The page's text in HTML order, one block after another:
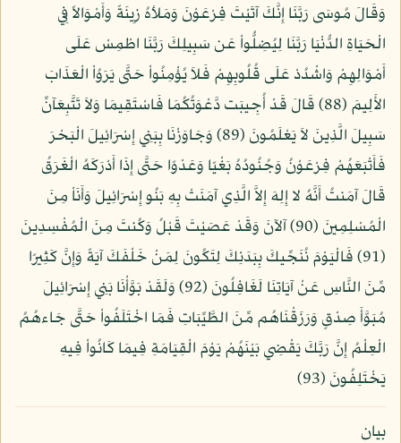
وَقَالَ مُوسَى رَبَّنَا إِنَّكَ آتَيْتَ فِرْعَوْنَ وَمَلأهُ زِينَةً وَأَمْوَالاً فِي
الْحَيَاةِ الدُّنْيَا رَبَّنَا لِيُضِلُّواْ عَن سَبِيلِكَ رَبَّنَا اطْمِسْ عَلَى
أَمْوَالِهِمْ وَاشْدُدْ عَلَى قُلُوبِهِمْ فَلاَ يُؤْمِنُواْ حَتَّى يَرَوُاْ الْعَذَابَ
الأَلِيمَ (88) قَالَ قَدْ أُجِيبَت دَّعْوَتُكُمَا فَاسْتَقِيمَا وَلاَ تَتَّبِعَآنِّ
سَبِيلَ الَّذِينَ لاَ يَعْلَمُونَ (89) وَجَاوَزْنَا بِبَنِي إِسْرَائِيلَ الْبَحْرَ
فَأَتْبَعَهُمْ فِرْعَوْنُ وَجُنُودُهُ بَغْيًا وَعَدْوًا حَتَّى إِذَا أَدْرَكَهُ الْغَرَقُ
قَالَ آمَنتُ أَنَّهُ لا إِلِهَ إِلاَّ الَّذِي آمَنَتْ بِهِ بَنُو إِسْرَائِيلَ وَأَنَاْ مِنَ
الْمُسْلِمِينَ (90) آلآنَ وَقَدْ عَصَيْتَ قَبْلُ وَكُنتَ مِنَ الْمُفْسِدِينَ
(91) فَالْيَوْمَ نُنَجِّيكَ بِبَدَنِكَ لِتَكُونَ لِمَنْ خَلْفَكَ آيَةً وَإِنَّ كَثِيرًا
مِّنَ النَّاسِ عَنْ آيَاتِنَا لَغَافِلُونَ (92) وَلَقَدْ بَوَّأْنَا بَنِي إِسْرَائِيلَ
مُبَوَّأَ صِدْقٍ وَرَزَقْنَاهُم مِّنَ الطَّيِّبَاتِ فَمَا اخْتَلَفُواْ حَتَّى جَاءهُمُ
الْعِلْمُ إِنَّ رَبَّكَ يَقْضِي بَيْنَهُمْ يَوْمَ الْقِيَامَةِ فِيمَا كَانُواْ فِيهِ
يَخْتَلِفُونَ (93)
بيان